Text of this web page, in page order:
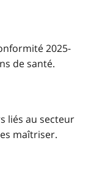
2025-
de santé.
liés au secteur
maîtriser.